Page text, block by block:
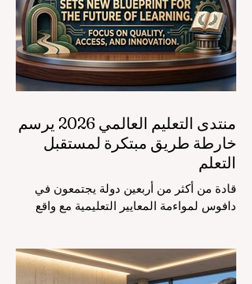
منتدى التعليم العالمي 2026 يرسم
خارطة طريق مبتكرة لمستقبل
التعلم
قادة من أكثر من أربعين دولة يجتمعون في
دافوس لمواءمة المعايير التعليمية مع واقع
مشهد #التعليم_العالمي تحولاً جذرياً وتاريخياً.
في الرابع من أغسطس 2026، توافد خبراء